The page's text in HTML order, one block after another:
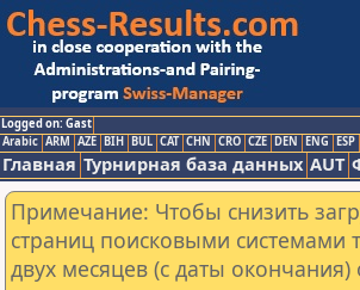
Logged on: Gast
Arabic ARM AZE BIH BUL CAT CHN CRO CZE DEN ENG ESP
Главная Турнирная база данных AUT
Примечание: Чтобы снизить
страниц поисковыми системами
двух месяцев (с даты